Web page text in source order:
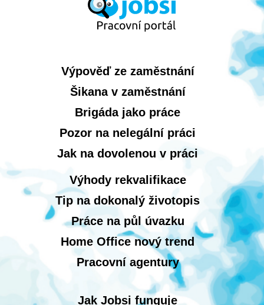
Výpověď ze zaměstnání
Šikana v zaměstnání
Brigáda jako práce
Pozor na nelegální práci
Jak na dovolenou v práci
Výhody rekvalifikace
Tip na dokonalý životopis
Práce na půl úvazku
Home Office nový trend
Pracovní agentury
Jak Jobsi funguje